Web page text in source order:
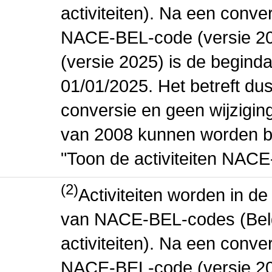
activiteiten). Na een
NACE-BEL-code (versie
(versie 2025) is de
01/01/2025. Het betreft
conversie en geen
van 2008 kunnen worden
"Toon de activiteiten
(2)Activiteiten worden in
van NACE-BEL-codes
activiteiten). Na een
NACE-BEL-code (versie